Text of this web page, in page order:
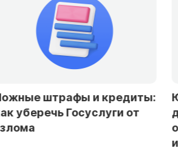
Юрист объяснила, что
делать, если мошенники
оформили кредит на ваше